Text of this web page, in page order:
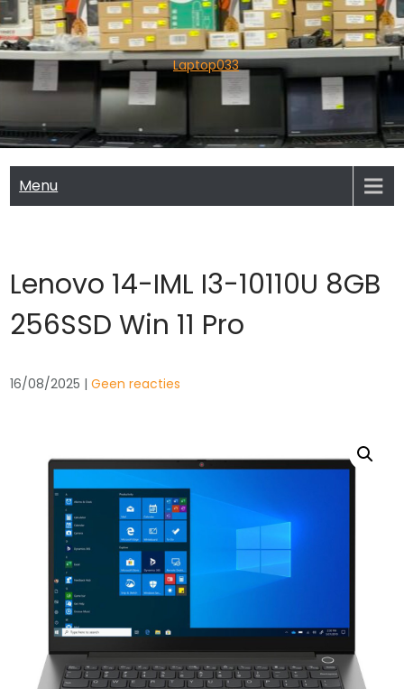
Skip
to
content
Laptop033
Menu
Lenovo 14-IML I3-10110U 8GB
256SSD Win 11 Pro
16/08/2025 |Geen reacties